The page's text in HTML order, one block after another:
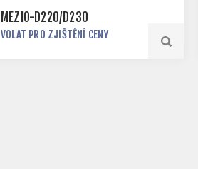
MEZIO-D220/D230
VOLAT PRO ZJIŠTĚNÍ CENY